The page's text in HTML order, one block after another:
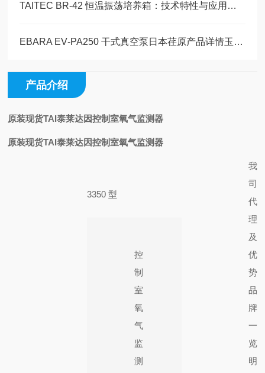
TAITEC BR-42 恒温振荡培养箱：技术特性与应用研究 玉崎科学仪器现货供应
EBARA EV‑PA250 干式真空泵日本荏原产品详情玉崎科学仪器原装现货现发
产品介绍
原装现货TAI泰莱达因控制室氧气监测器
原装现货TAI泰莱达因控制室氧气监测器
3350 型
控
制
室
氧
气
监
测
我
司
代
理
及
优
势
品
牌
一
览
明